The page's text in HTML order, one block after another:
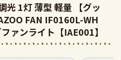
光 1灯 薄型 軽量 【グッ
FAN IF0160L-WH
ァンライト【IAE001】